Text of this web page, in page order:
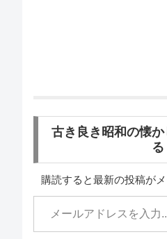
古き良き昭和の懐
る
購読すると最新の投稿が